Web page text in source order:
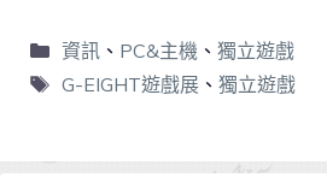
資訊、 PC&主機、 獨立遊戲
G-EIGHT遊戲展、 獨立遊戲